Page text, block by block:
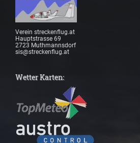
Verein streckenflug.at
Hauptstrasse 69
2723 Muthmannsdorf
sis@streckenflug.at
Wetter Karten: